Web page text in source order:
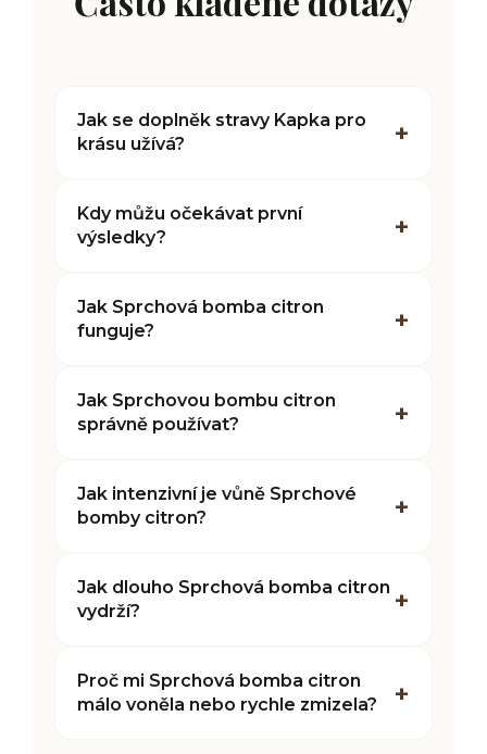
Jak se doplněk stravy Kapka pro
krásu užívá?
Kdy můžu očekávat první
výsledky?
Jak Sprchová bomba citron
funguje?
Jak Sprchovou bombu citron
správně používat?
Jak intenzivní je vůně Sprchové
bomby citron?
Jak dlouho Sprchová bomba citron
vydrží?
Proč mi Sprchová bomba citron
málo voněla nebo rychle zmizela?